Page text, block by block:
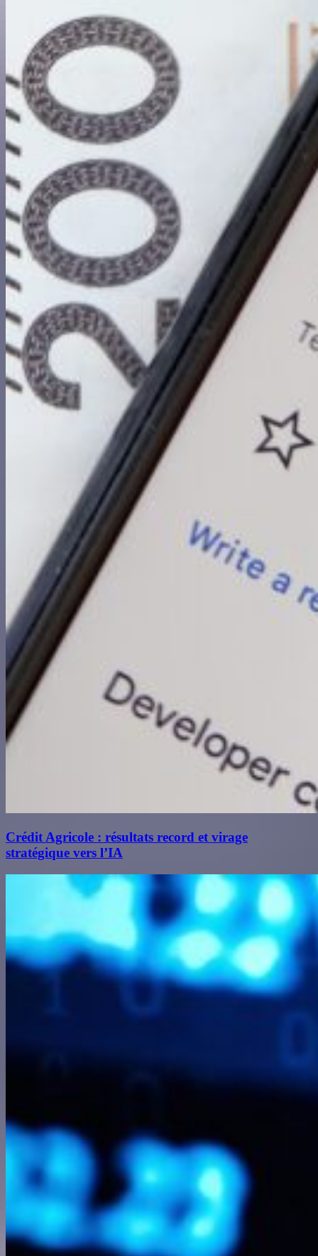
Crédit Agricole : résultats record et virage
stratégique vers l’IA